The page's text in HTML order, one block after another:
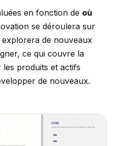
en fonction de où
se déroulera sur
de nouveaux
ce qui couvre la
produits et actifs
de nouveaux.